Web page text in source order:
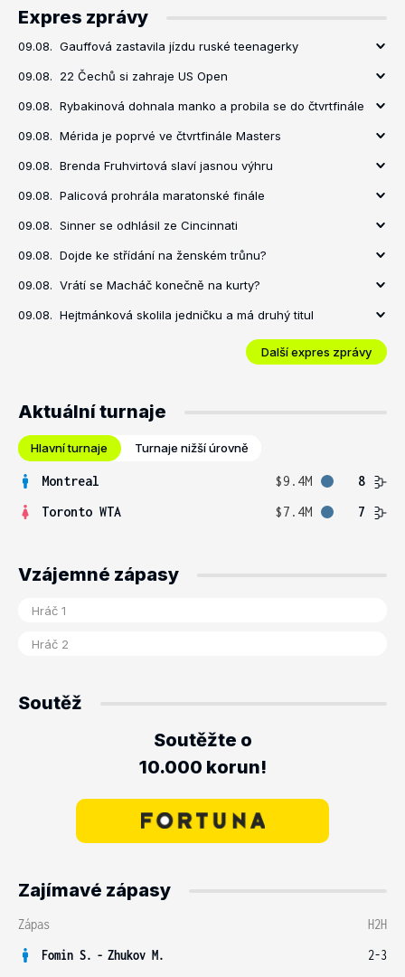
Expres zprávy
09.08. Gauffová zastavila jízdu ruské teenagerky
09.08. 22 Čechů si zahraje US Open
09.08. Rybakinová dohnala manko a probila se do čtvrtfinále
09.08. Mérida je poprvé ve čtvrtfinále Masters
09.08. Brenda Fruhvirtová slaví jasnou výhru
09.08. Palicová prohrála maratonské finále
09.08. Sinner se odhlásil ze Cincinnati
09.08. Dojde ke střídání na ženském trůnu?
09.08. Vrátí se Macháč konečně na kurty?
09.08. Hejtmánková skolila jedničku a má druhý titul
Další expres zprávy
Aktuální turnaje
Hlavní turnaje Turnaje nižší úrovně
Montreal $9.4M
8
Toronto WTA
$7.4M 7
Vzájemné zápasy
Soutěž
Soutěžte o
10.000 korun!
Zajímavé zápasy
Zápas
H2H
Fomin S. - Zhukov M.
2-3